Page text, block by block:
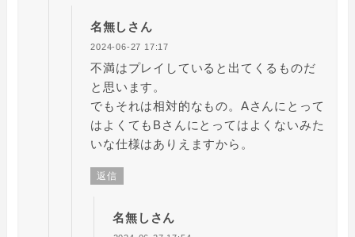
名無しさん
2024-06-27 17:17
不満はプレイしていると出てくるものだ
と思います。
でもそれは相対的なもの。Aさんにとって
はよくてもBさんにとってはよくないみた
いな仕様はありえますから。
返信
名無しさん